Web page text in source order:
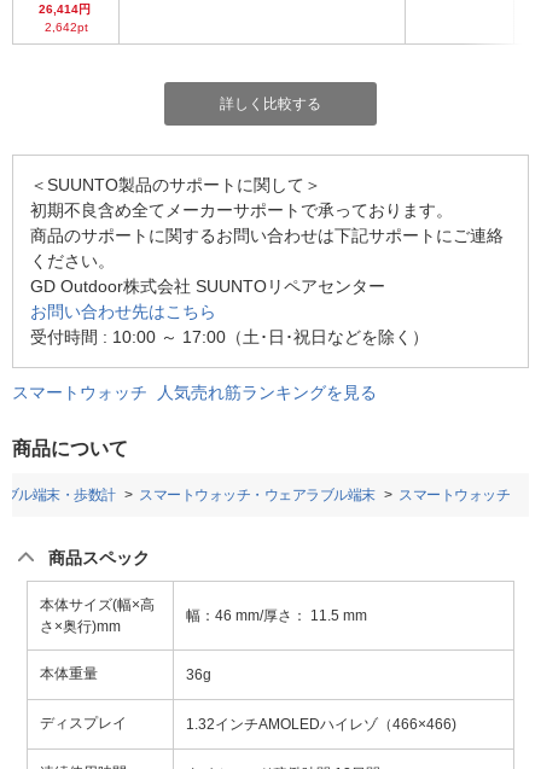
26,414円
2,642pt
詳しく比較する
＜SUUNTO製品のサポートに関して＞
初期不良含め全てメーカーサポートで承っております。
商品のサポートに関するお問い合わせは下記サポートにご連絡
ください。
GD Outdoor株式会社 SUUNTOリペアセンター
お問い合わせ先はこちら
受付時間 : 10:00 ～ 17:00（土･日･祝日などを除く）
スマートウォッチ 人気売れ筋ランキングを見る
商品について
ル端末・歩数計 スマートウォッチ・ウェアラブル端末 スマートウォッチ
商品スペック
本体サイズ(幅×高
さ×奥行)mm
幅：46 mm/厚さ： 11.5 mm
本体重量 36g
ディスプレイ 1.32インチAMOLEDハイレゾ（466×466)